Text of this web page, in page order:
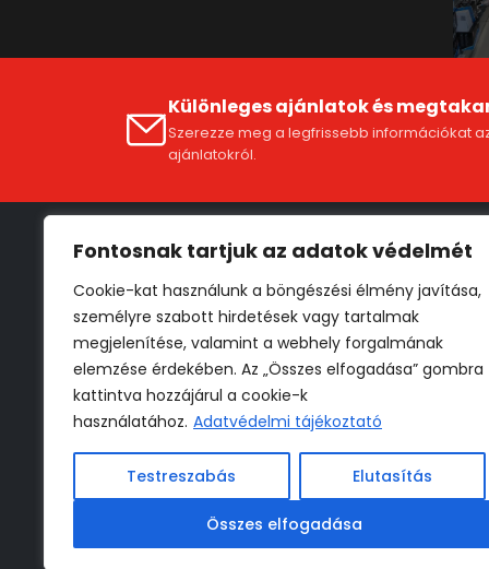
Fontosnak tartjuk az adatok védelmét
Cookie-kat használunk a böngészési élmény javítása,
személyre szabott hirdetések vagy tartalmak
megjelenítése, valamint a webhely forgalmának
elemzése érdekében. Az „Összes elfogadása” gombra
kattintva hozzájárul a cookie-k
használatához. Adatvédelmi tájékoztató
Testreszabás Elutasítás
Összes elfogadása
Különleges ajánlatok és
Szerezze meg a legfrissebb információkat
ajánlatokról.
** Részletekről az ÁSZF-ben
Fiók
ÁSZF